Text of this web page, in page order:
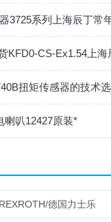
3725系列上海辰丁常
KFD0-CS-Ex1.54上海
扭矩传感器的技术
喇叭12427原装*
REXROTH/德国力士乐